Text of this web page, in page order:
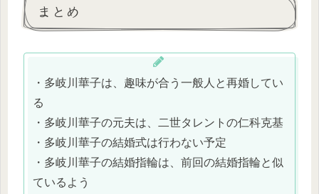
まとめ
・多岐川華子は、趣味が合う一般人と再婚してい
る
・多岐川華子の元夫は、二世タレントの仁科克基
・多岐川華子の結婚式は行わない予定
・多岐川華子の結婚指輪は、前回の結婚指輪と似
ているよう